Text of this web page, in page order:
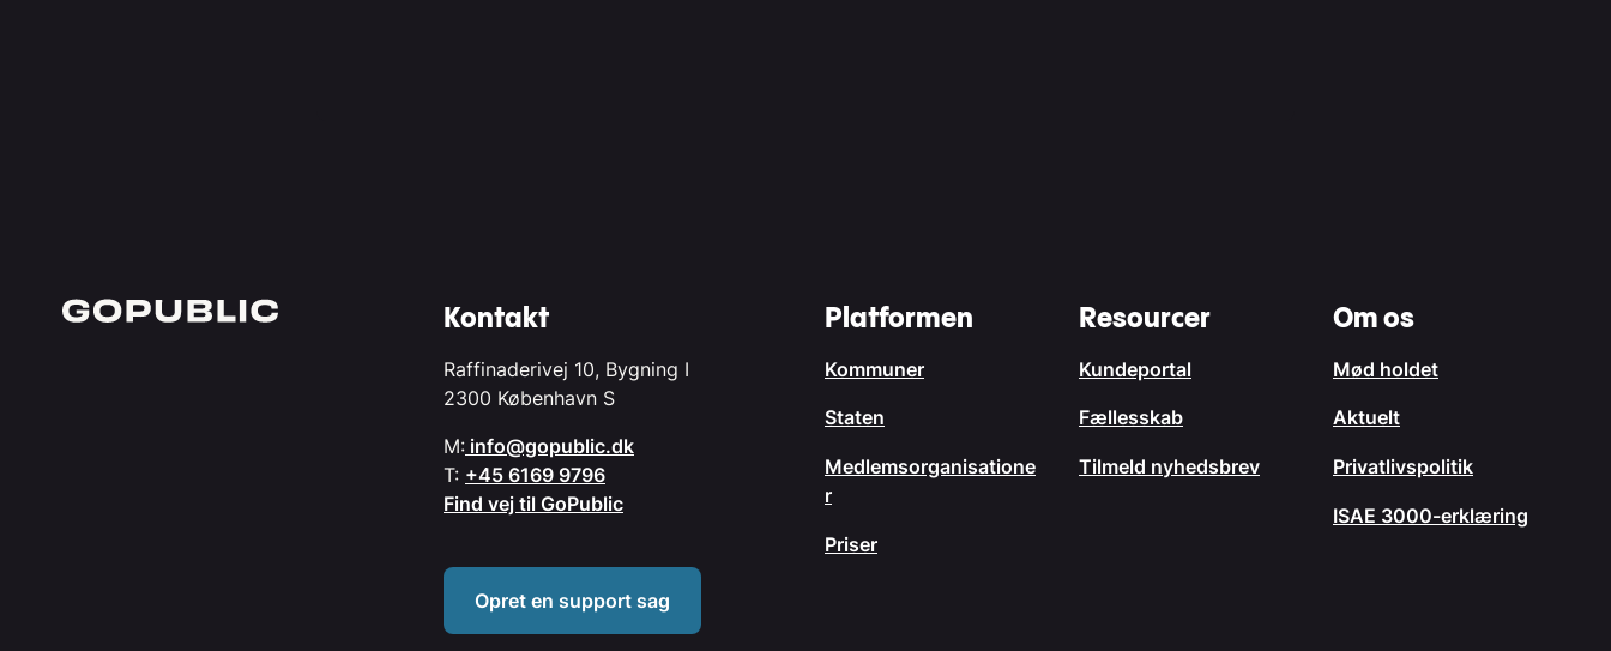
Kontakt
Raffinaderivej 10, Bygning I
2300 København S
M: info@gopublic.dk
T: +45 6169 9796
Find vej til GoPublic
Opret en support sag
Platformen
Kommuner
Staten
Medlemsorganisatione
r
Priser
Resourcer
Kundeportal
Fællesskab
Tilmeld nyhedsbrev
Om os
Mød holdet
Aktuelt
Privatlivspolitik
ISAE 3000-erklæring